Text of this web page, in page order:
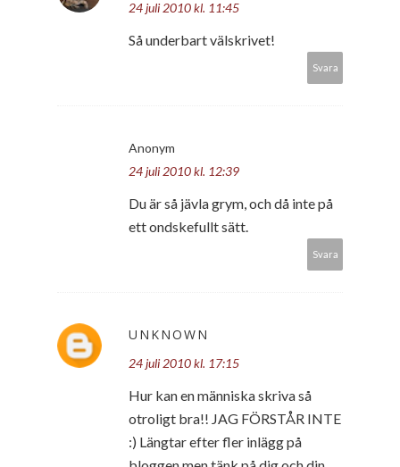
24 juli 2010 kl. 11:45
Så underbart välskrivet!
Svara
Anonym
24 juli 2010 kl. 12:39
Du är så jävla grym, och då inte på
ett ondskefullt sätt.
Svara
UNKNOWN
24 juli 2010 kl. 17:15
Hur kan en människa skriva så
otroligt bra!! JAG FÖRSTÅR INTE
:) Längtar efter fler inlägg på